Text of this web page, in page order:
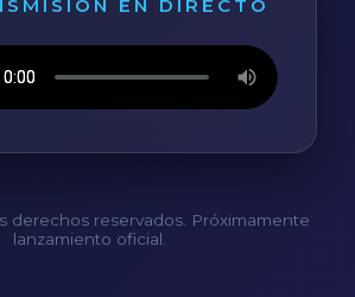
EN DIRECTO
derechos reservados. Próximamente
lanzamiento oficial.